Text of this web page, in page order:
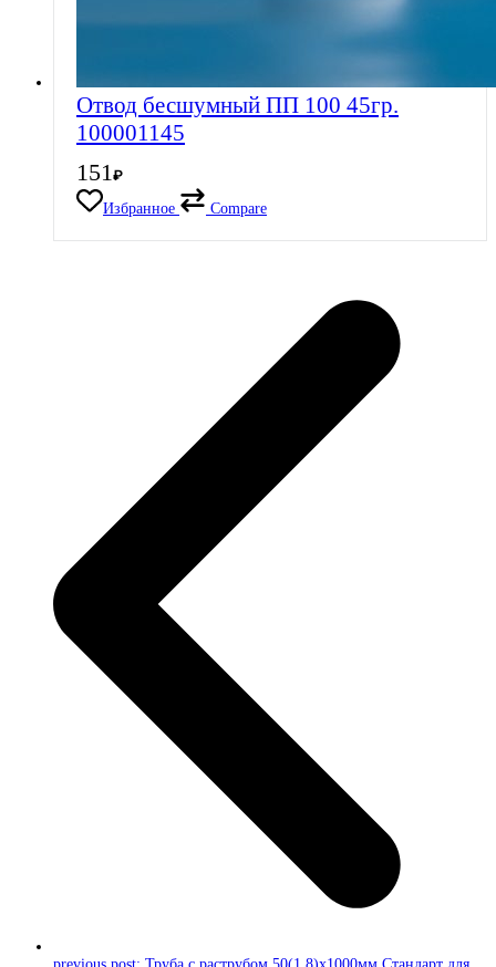
Отвод бесшумный ПП 100 45гр.
100001145
151₽
Избранное
Compare